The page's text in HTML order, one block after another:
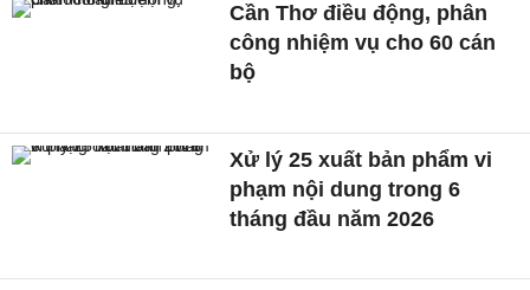
Cần Thơ điều động, phân
công nhiệm vụ cho 60 cán
bộ
Xử lý 25 xuất bản phẩm vi
phạm nội dung trong 6
tháng đầu năm 2026